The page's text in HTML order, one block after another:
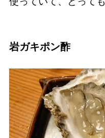
岩ガキポン酢